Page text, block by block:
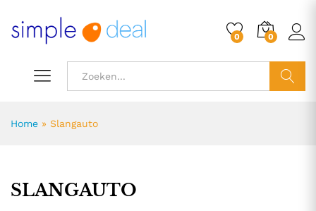
0 0
Home » Slangauto
SLANGAUTO